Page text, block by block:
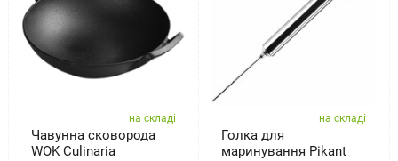
на складі
Чавунна сковорода
WOK Culinaria
на складі
Голка для
маринування Pikant